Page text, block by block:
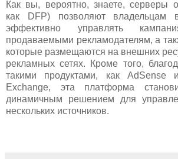
Как вы, вероятно, знаете, серверы
как DFP) позволяют владельцам
эффективно управлять
продаваемыми рекламодателям, а
которые размещаются на внешних
рекламных сетях. Кроме того,
такими продуктами, как AdSense
Exchange, эта платформа
динамичным решением для
нескольких источников.